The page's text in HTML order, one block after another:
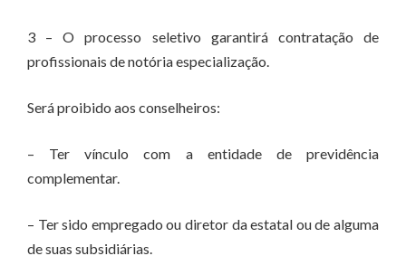
3 – O processo seletivo garantirá contratação de
profissionais de notória especialização.
Será proibido aos conselheiros:
– Ter vínculo com a entidade de previdência
complementar.
– Ter sido empregado ou diretor da estatal ou de alguma
de suas subsidiárias.